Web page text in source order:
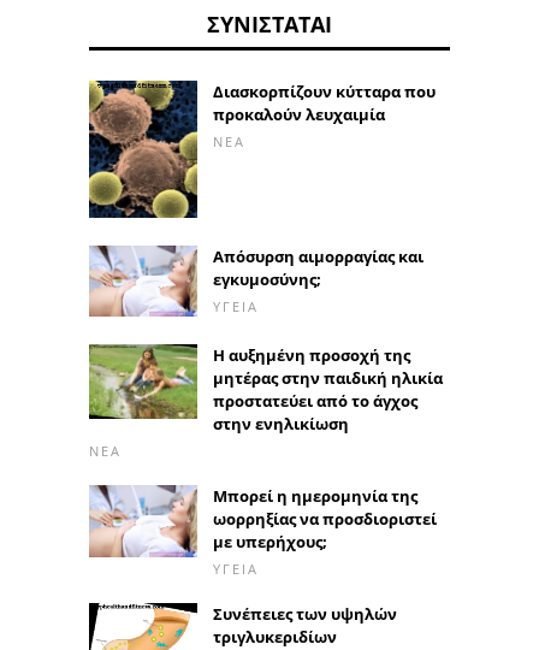
ΣΥΝΙΣΤΆΤΑΙ
Διασκορπίζουν κύτταρα που
προκαλούν λευχαιμία
ΝΈΑ
Απόσυρση αιμορραγίας και
εγκυμοσύνης;
ΥΓΕΊΑ
Η αυξημένη προσοχή της
μητέρας στην παιδική ηλικία
προστατεύει από το άγχος
στην ενηλικίωση
ΝΈΑ
Μπορεί η ημερομηνία της
ωορρηξίας να προσδιοριστεί
με υπερήχους;
ΥΓΕΊΑ
Συνέπειες των υψηλών
τριγλυκεριδίων